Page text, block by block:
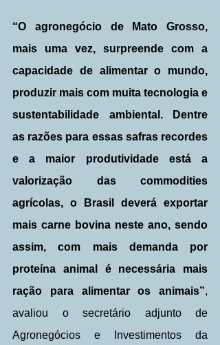
“O agronegócio de Mato Grosso,
mais uma vez, surpreende com a
capacidade de alimentar o mundo,
produzir mais com muita tecnologia e
sustentabilidade ambiental. Dentre
as razões para essas safras recordes
e a maior produtividade está a
valorização das commodities
agrícolas, o Brasil deverá exportar
mais carne bovina neste ano, sendo
assim, com mais demanda por
proteína animal é necessária mais
ração para alimentar os animais”,
avaliou o secretário adjunto de
Agronegócios e Investimentos da